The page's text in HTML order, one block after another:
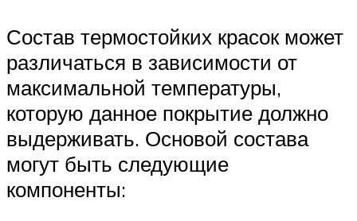
Состав термостойких красок может
различаться в зависимости от
максимальной температуры,
которую данное покрытие должно
выдерживать. Основой состава
могут быть следующие
компоненты: